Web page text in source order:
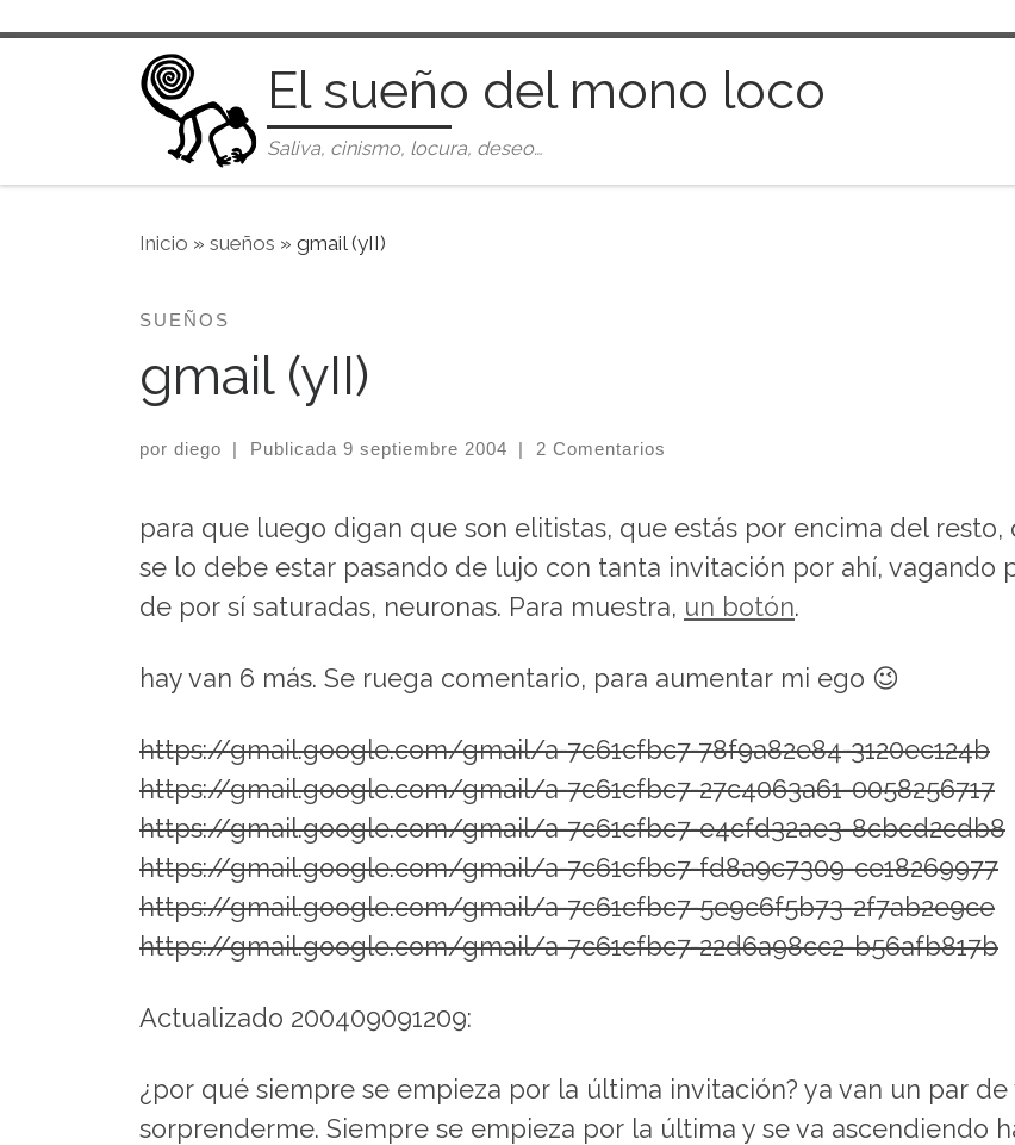
Saltar al contenido
El sueño del mono loco
Saliva, cinismo, locura, deseo…
Inicio » sueños » gmail (yII)
SUEÑOS
gmail (yII)
por diego | Publicada 9 septiembre 2004 | 2 Comentarios
para que luego digan que son elitistas, que estás por encima del resto,
se lo debe estar pasando de lujo con tanta invitación por ahí, vagando
de por sí saturadas, neuronas. Para muestra, un botón.
hay van 6 más. Se ruega comentario, para aumentar mi ego 😉
https://gmail.google.com/gmail/a-7c61cfbc7-78f9a82e84-3120ec124b
https://gmail.google.com/gmail/a-7c61cfbc7-27c4063a61-0058256717
https://gmail.google.com/gmail/a-7c61cfbc7-e4cfd32ae3-8cbcd2cdb8
https://gmail.google.com/gmail/a-7c61cfbc7-fd8a9c7309-ce18269977
https://gmail.google.com/gmail/a-7c61cfbc7-5e9c6f5b73-2f7ab2e9ce
https://gmail.google.com/gmail/a-7c61cfbc7-22d6a98cc2-b56afb817b
Actualizado 200409091209:
¿por qué siempre se empieza por la última invitación? ya van un par
sorprenderme. Siempre se empieza por la última y se va ascendiendo